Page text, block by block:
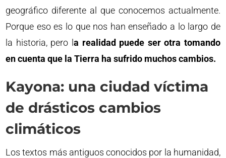
geográfico diferente al que conocemos actualmente.
Porque eso es lo que nos han enseñado a lo largo de
la historia, pero l a realidad puede ser otra tomando
en cuenta que la Tierra ha sufrido muchos cambios.
Kayona: una ciudad víctima
de drásticos cambios
climáticos
Los textos más antiguos conocidos por la humanidad,